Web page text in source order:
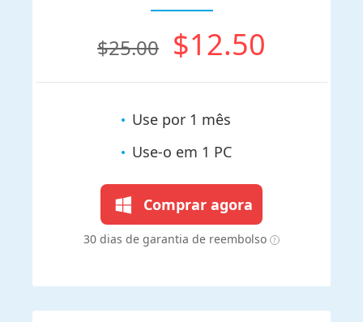
$25.00 $12.50
Use por 1 mês
Use-o em 1 PC
Comprar agora
30 dias de garantia de reembolso